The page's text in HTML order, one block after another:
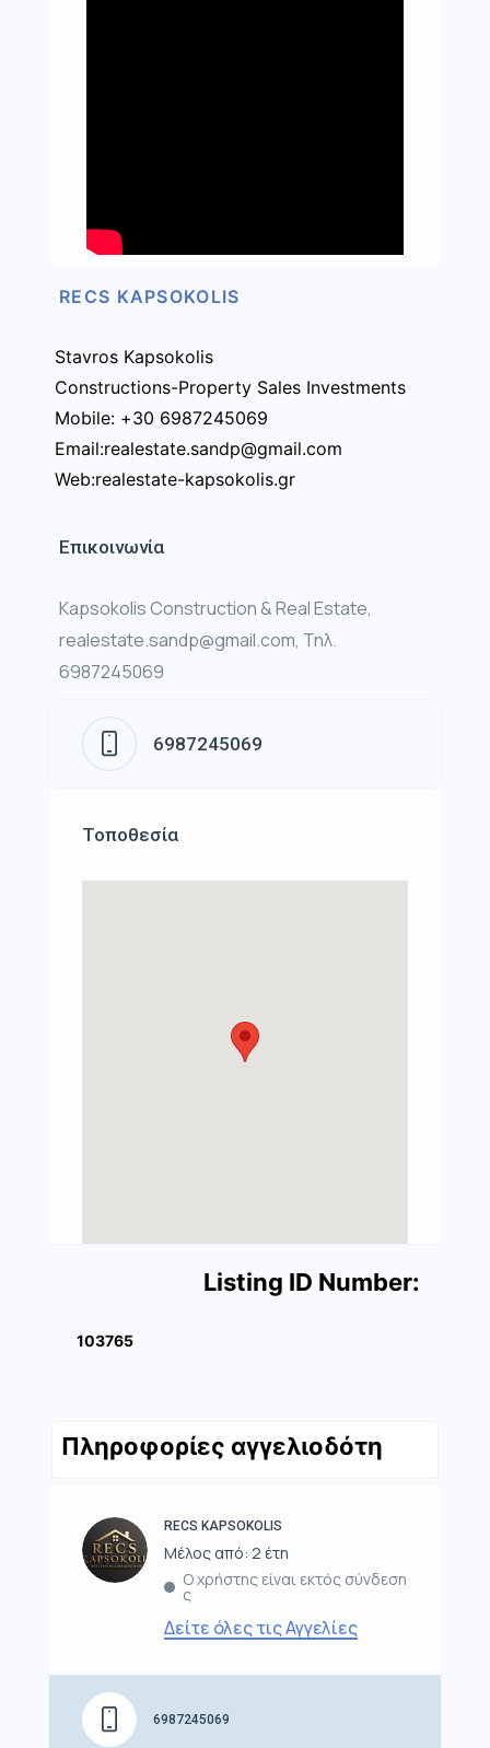
RECS KAPSOKOLIS
Stavros Kapsokolis
Constructions-Property Sales Investments
Mobile: +30 6987245069
Email:realestate.sandp@gmail.com
Web:realestate-kapsokolis.gr
Επικοινωνία
Kapsokolis Construction & Real Estate,
realestate.sandp@gmail.com, Τηλ.
6987245069
6987245069
Τοποθεσία
Listing ID Number:
103765
Πληροφορίες αγγελιοδότη
RECS KAPSOKOLIS
Μέλος από: 2 έτη
Ο χρήστης είναι εκτός σύνδεση
ς
Δείτε όλες τις Αγγελίες
6987245069